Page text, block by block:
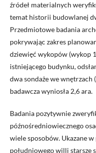
źródeł materialnych
temat historii budowlanej
Przedmiotowe badania
pokrywając zakres
dziewięć wykopów (wykop
istniejącego budynku,
dwa sondaże we wnętrzach
badawcza wyniosła 2,6 ara.
Badania pozytywnie
późnośredniowiecznego
wiele sposobów. Ukazane
południowego willi